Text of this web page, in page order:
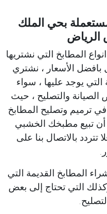
بحي الملك
المطابخ التي نشتريها
الأسعار ، نشتري
التي يوجد عليها ، سواء
والتصليح ، حيث
في ترميم وتصليح المطابخ
أن تبيع مطبخك الخشبي
بالاتصال بنا على
المطابخ القديمة التي
التي تحتاج إلى بعض